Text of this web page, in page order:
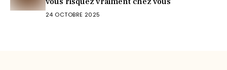
24 OCTOBRE 2025